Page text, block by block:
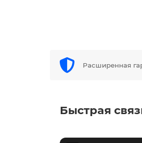
Расширенная
Быстрая